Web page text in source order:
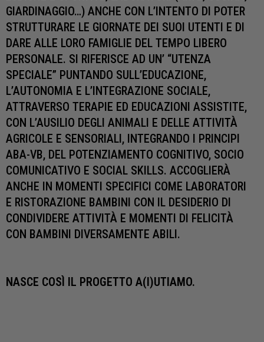
GIARDINAGGIO…) ANCHE CON L’INTENTO DI POTER
STRUTTURARE LE GIORNATE DEI SUOI UTENTI E DI
DARE ALLE LORO FAMIGLIE DEL TEMPO LIBERO
PERSONALE. SI RIFERISCE AD UN’ “UTENZA
SPECIALE” PUNTANDO SULL’EDUCAZIONE,
L’AUTONOMIA E L’INTEGRAZIONE SOCIALE,
ATTRAVERSO TERAPIE ED EDUCAZIONI ASSISTITE,
CON L’AUSILIO DEGLI ANIMALI E DELLE ATTIVITÀ
AGRICOLE E SENSORIALI, INTEGRANDO I PRINCIPI
ABA-VB, DEL POTENZIAMENTO COGNITIVO, SOCIO
COMUNICATIVO E SOCIAL SKILLS. ACCOGLIERÀ
ANCHE IN MOMENTI SPECIFICI COME LABORATORI
E RISTORAZIONE BAMBINI CON IL DESIDERIO DI
CONDIVIDERE ATTIVITÀ E MOMENTI DI FELICITÀ
CON BAMBINI DIVERSAMENTE ABILI.
NASCE COSÌ IL PROGETTO A(I)UTIAMO.